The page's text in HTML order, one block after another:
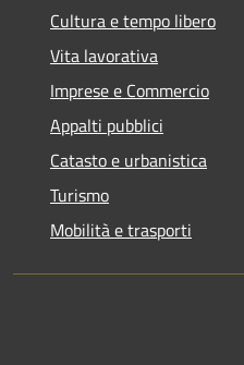
Cultura e tempo libero
Vita lavorativa
Imprese e Commercio
Appalti pubblici
Catasto e urbanistica
Turismo
Mobilità e trasporti